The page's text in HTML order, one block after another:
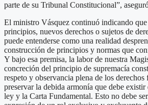
parte de su Tribunal Constitucional”,
El ministro Vásquez continuó indicando
principios, nuevos derechos o sujetos de
puede entenderse como una realidad
construcción de principios y normas que
Y bajo esa premisa, la labor de nuestra
concreción del principio de supremacía
respeto y observancia plena de los derechos
preservar la debida armonía que debe
ley y la Carta Fundamental. Esto no debe